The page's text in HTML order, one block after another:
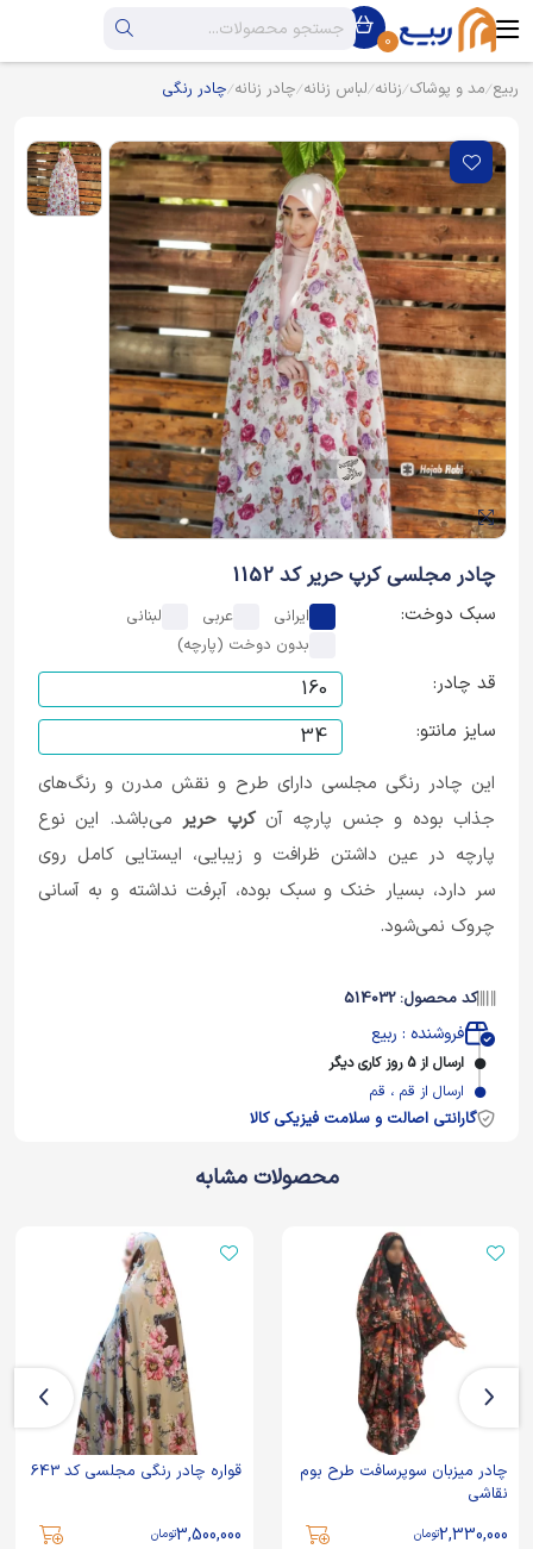
0
ربیع مد و پوشاک زنانه لباس زنانه چادر زنانه چادر رنگی
چادر مجلسی کرپ حریر کد 1152
سبک دوخت: ایرانی عربی
لبنانی
بدون دوخت (پارچه)
قد چادر:
سایز مانتو:
این چادر رنگی مجلسی دارای طرح و نقش‌ مدرن و رنگ‌های
جذاب بوده و جنس پارچه آنکرپ حریرمی‌باشد. این نوع
پارچه در عین داشتن ظرافت و زیبایی، ایستایی کامل روی
سر دارد، بسیار خنک و سبک بوده، آبرفت نداشته و به آسانی
چروک نمی‌شود.
کد محصول: 514032
فروشنده : ربیع
ارسال از 5 روز کاری دیگر
ارسال از قم ، قم
گارانتی اصالت و سلامت فیزیکی کالا
محصولات مشابه
چادر میزبان سوپرسافت طرح بوم
نقاشی
2,330,000تومان
قواره چادر رنگی مجلسی کد 643
3,500,000تومان